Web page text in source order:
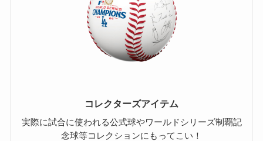
コレクターズアイテム
実際に試合に使われる公式球やワールドシリーズ制覇記
念球等コレクションにもってこい！